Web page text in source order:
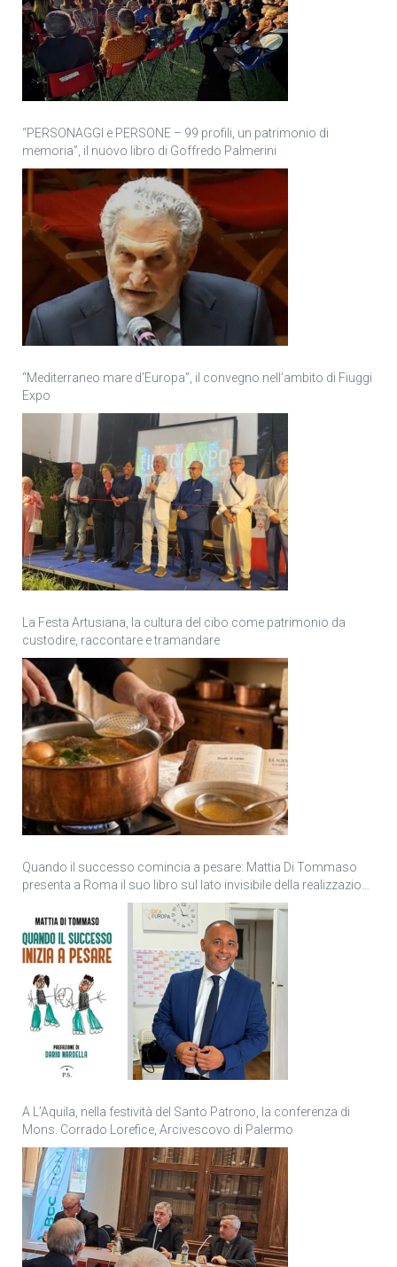
“PERSONAGGI e PERSONE – 99 profili, un patrimonio di
memoria”, il nuovo libro di Goffredo Palmerini
“Mediterraneo mare d’Europa”, il convegno nell’ambito di Fiuggi
Expo
La Festa Artusiana, la cultura del cibo come patrimonio da
custodire, raccontare e tramandare
Quando il successo comincia a pesare: Mattia Di Tommaso
presenta a Roma il suo libro sul lato invisibile della realizzazione
A L’Aquila, nella festività del Santo Patrono, la conferenza di
Mons. Corrado Lorefice, Arcivescovo di Palermo